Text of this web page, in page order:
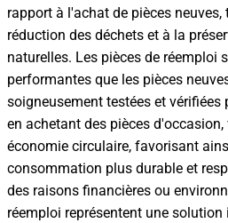
rapport à l'achat de pièces
réduction des déchets et à la
naturelles. Les pièces de réemploi
performantes que les pièces
soigneusement testées et vérifiées
en achetant des pièces
économie circulaire, favorisant
consommation plus durable et
des raisons financières ou
réemploi représentent une